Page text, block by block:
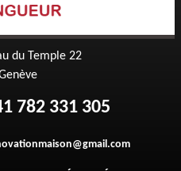
du Temple 22
782 331 305